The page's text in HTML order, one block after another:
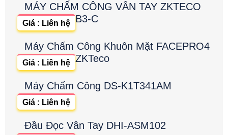
MÁY CHẤM CÔNG VÂN TAY ZKTECO
B3-C
Giá : Liên hệ
Máy Chấm Công Khuôn Mặt FACEPRO4
ZKTeco
Giá : Liên hệ
Máy Chấm Công DS-K1T341AM
Giá : Liên hệ
Đầu Đọc Vân Tay DHI-ASM102